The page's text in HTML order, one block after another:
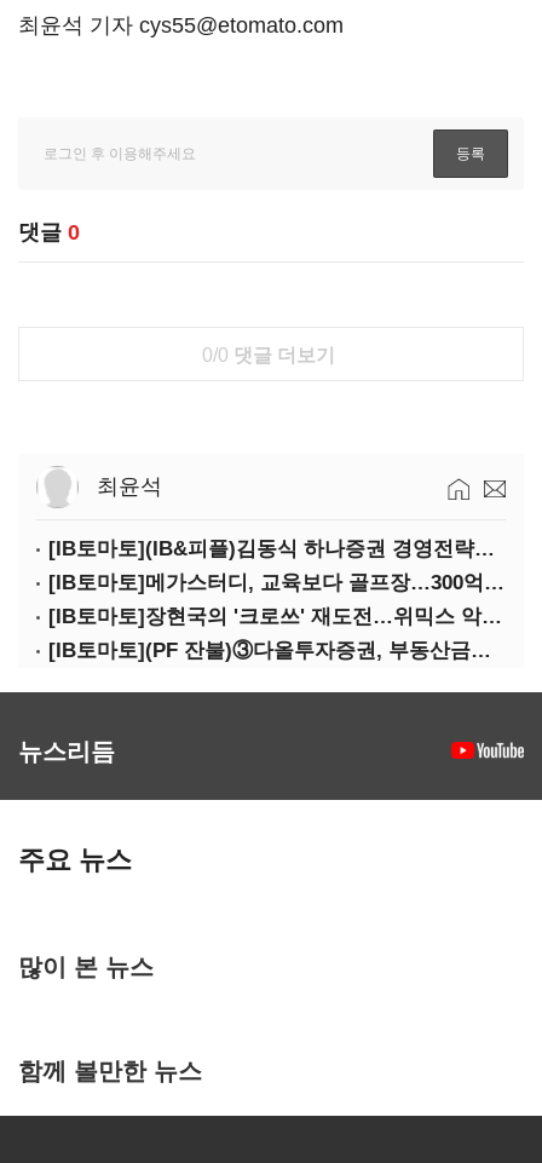
최윤석 기자 cys55@etomato.com
댓글 0
0/0 댓글 더보기
최윤석
[IB토마토](IB&피플)김동식 하나증권 경영전략본부장
[IB토마토]메가스터디, 교육보다 골프장…300억 대여 뒤 보증 리스크
[IB토마토]장현국의 '크로쓰' 재도전…위믹스 악몽 지울 수 있나
[IB토마토](PF 잔불)③다올투자증권, 부동산금융 줄였지만 정상화는 진행형
뉴스리듬
주요 뉴스
많이 본 뉴스
함께 볼만한 뉴스